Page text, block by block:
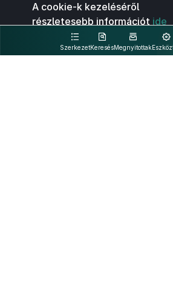
SzerkezetKeresésMegnyitottak
A cookie-k kezeléséről
részletesebb információt ide
kattintva olvashat.